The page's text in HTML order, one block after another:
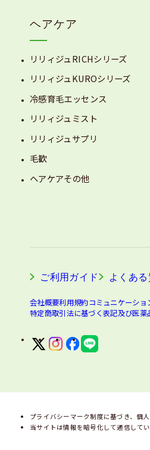
ヘアケア
リリィジュRICHシリーズ
リリィジュKUROシリーズ
冷感育毛エッセンス
リリィジュミスト
リリィジュサプリ
毛歓
ヘアケアその他
ご利用ガイド よくあ
会社概要利用規約コミュニケーショ
特定商取引法に基づく表記及び医薬
プライバシーマーク制度に基づき、個
当サイトは情報を暗号化して通信して